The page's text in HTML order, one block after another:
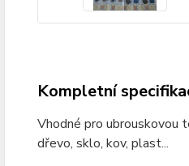
Kompletní
Vhodné pro ubrouskovou
dřevo, sklo, kov, plast...